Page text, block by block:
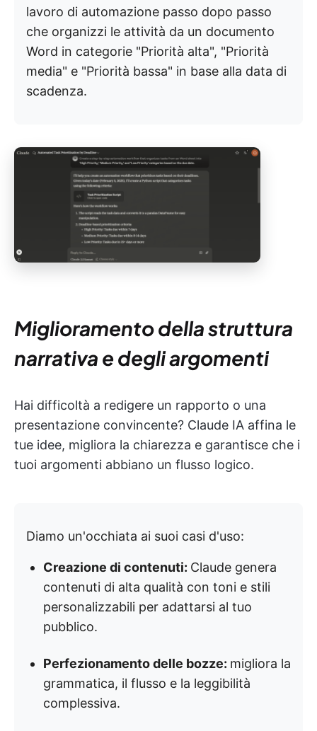
lavoro di automazione passo dopo passo
che organizzi le attività da un documento
Word in categorie "Priorità alta", "Priorità
media" e "Priorità bassa" in base alla data di
scadenza.
Miglioramento della struttura
narrativa e degli argomenti
Hai difficoltà a redigere un rapporto o una
presentazione convincente? Claude IA affina le
tue idee, migliora la chiarezza e garantisce che i
tuoi argomenti abbiano un flusso logico.
Diamo un'occhiata ai suoi casi d'uso:
Creazione di contenuti: Claude genera
contenuti di alta qualità con toni e stili
personalizzabili per adattarsi al tuo
pubblico.
Perfezionamento delle bozze: migliora la
grammatica, il flusso e la leggibilità
complessiva.